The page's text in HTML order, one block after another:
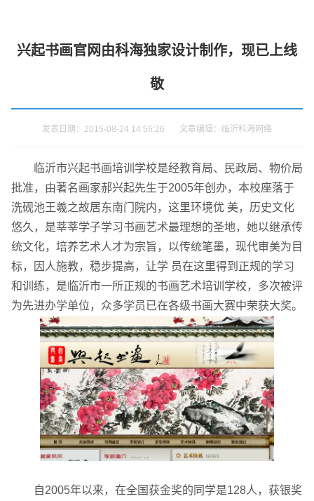
兴起书画官网由科海独家设计制作，现已上线
敬
发表日期：2015-08-24 14:56:26 文章编辑：临沂科海网络
临沂市兴起书画培训学校是经教育局、民政局、物价局
批准，由著名画家郝兴起先生于2005年创办，本校座落于
洗砚池王羲之故居东南门院内，这里环境优 美，历史文化
悠久，是莘莘学子学习书画艺术最理想的圣地，她以继承传
统文化，培养艺术人才为宗旨，以传统笔墨，现代审美为目
标，因人施教，稳步提高，让学 员在这里得到正规的学习
和训练，是临沂市一所正规的书画艺术培训学校，多次被评
为先进办学单位，众多学员已在各级书画大赛中荣获大奖。
自2005年以来，在全国获金奖的同学是128人，获银奖